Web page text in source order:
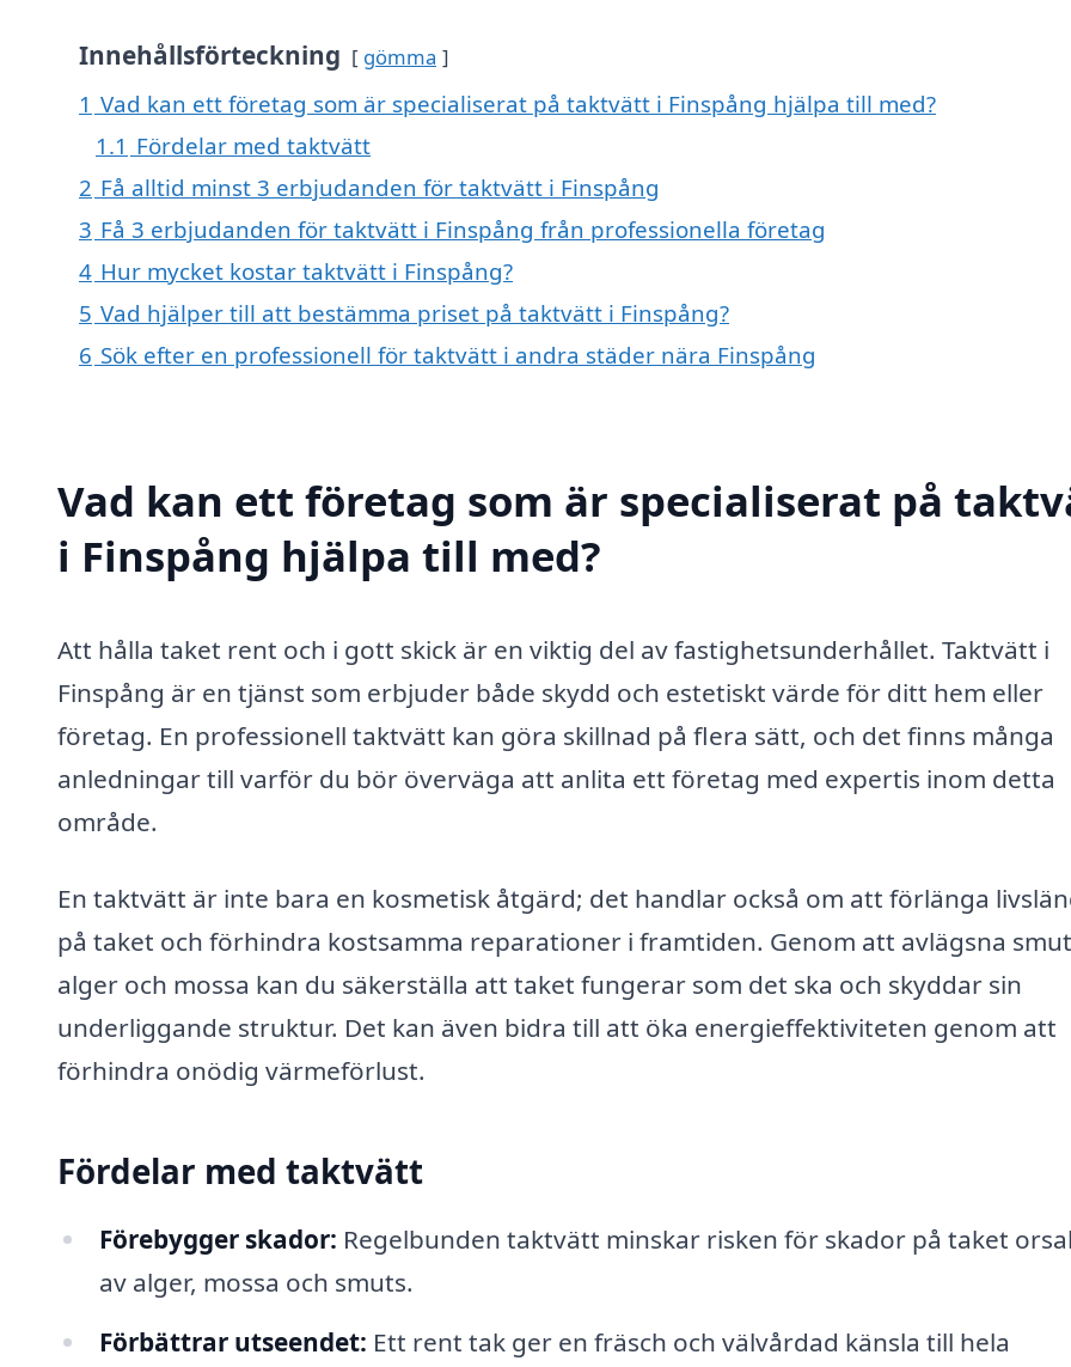
Innehållsförteckning gömma
1 Vad kan ett företag som är specialiserat på taktvätt i Finspång hjälpa till med?
1.1 Fördelar med taktvätt
2 Få alltid minst 3 erbjudanden för taktvätt i Finspång
3 Få 3 erbjudanden för taktvätt i Finspång från professionella företag
4 Hur mycket kostar taktvätt i Finspång?
5 Vad hjälper till att bestämma priset på taktvätt i Finspång?
6 Sök efter en professionell för taktvätt i andra städer nära Finspång
Vad kan ett företag som är specialiserat på
i Finspång hjälpa till med?
Att hålla taket rent och i gott skick är en viktig del av fastighetsunderhållet. Taktvätt i
Finspång är en tjänst som erbjuder både skydd och estetiskt värde för ditt hem eller
företag. En professionell taktvätt kan göra skillnad på flera sätt, och det finns många
anledningar till varför du bör överväga att anlita ett företag med expertis inom detta
område.
En taktvätt är inte bara en kosmetisk åtgärd; det handlar också om att förlänga
på taket och förhindra kostsamma reparationer i framtiden. Genom att avlägsna
alger och mossa kan du säkerställa att taket fungerar som det ska och skyddar sin
underliggande struktur. Det kan även bidra till att öka energieffektiviteten genom att
förhindra onödig värmeförlust.
Fördelar med taktvätt
Förebygger skador: Regelbunden taktvätt minskar risken för skador på taket
av alger, mossa och smuts.
Förbättrar utseendet: Ett rent tak ger en fräsch och välvårdad känsla till hela